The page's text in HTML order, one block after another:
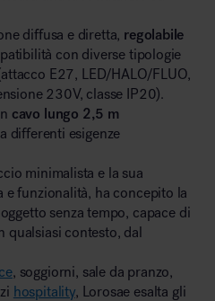
diffusa e diretta, regolabile
con diverse tipologie
E27, LED/HALO/FLUO,
230V, classe IP20).
cavo lungo 2,5 m
differenti esigenze
minimalista e la sua
e funzionalità, ha concepito la
senza tempo, capace di
qualsiasi contesto, dal
, soggiorni, sale da pranzo,
hospitality, Lorosae esalta gli